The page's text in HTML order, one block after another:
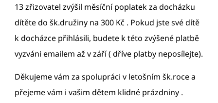
13 zřizovatel zvýšil měsíční poplatek za docházku
dítěte do šk.družiny na 300 Kč . Pokud jste své dítě
k docházce přihlásili, budete k této zvýšené platbě
vyzváni emailem až v září ( dříve platby neposílejte).
Děkujeme vám za spolupráci v letošním šk.roce a
přejeme vám i vašim dětem klidné prázdniny .